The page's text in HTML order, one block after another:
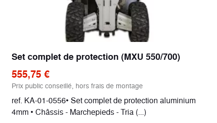
Set complet de protection (MXU 550/700)
555,75 €
Prix public conseillé, hors frais de montage
ref. KA-01-0556• Set complet de protection aluminium
4mm • Châssis - Marchepieds - Tria (...)